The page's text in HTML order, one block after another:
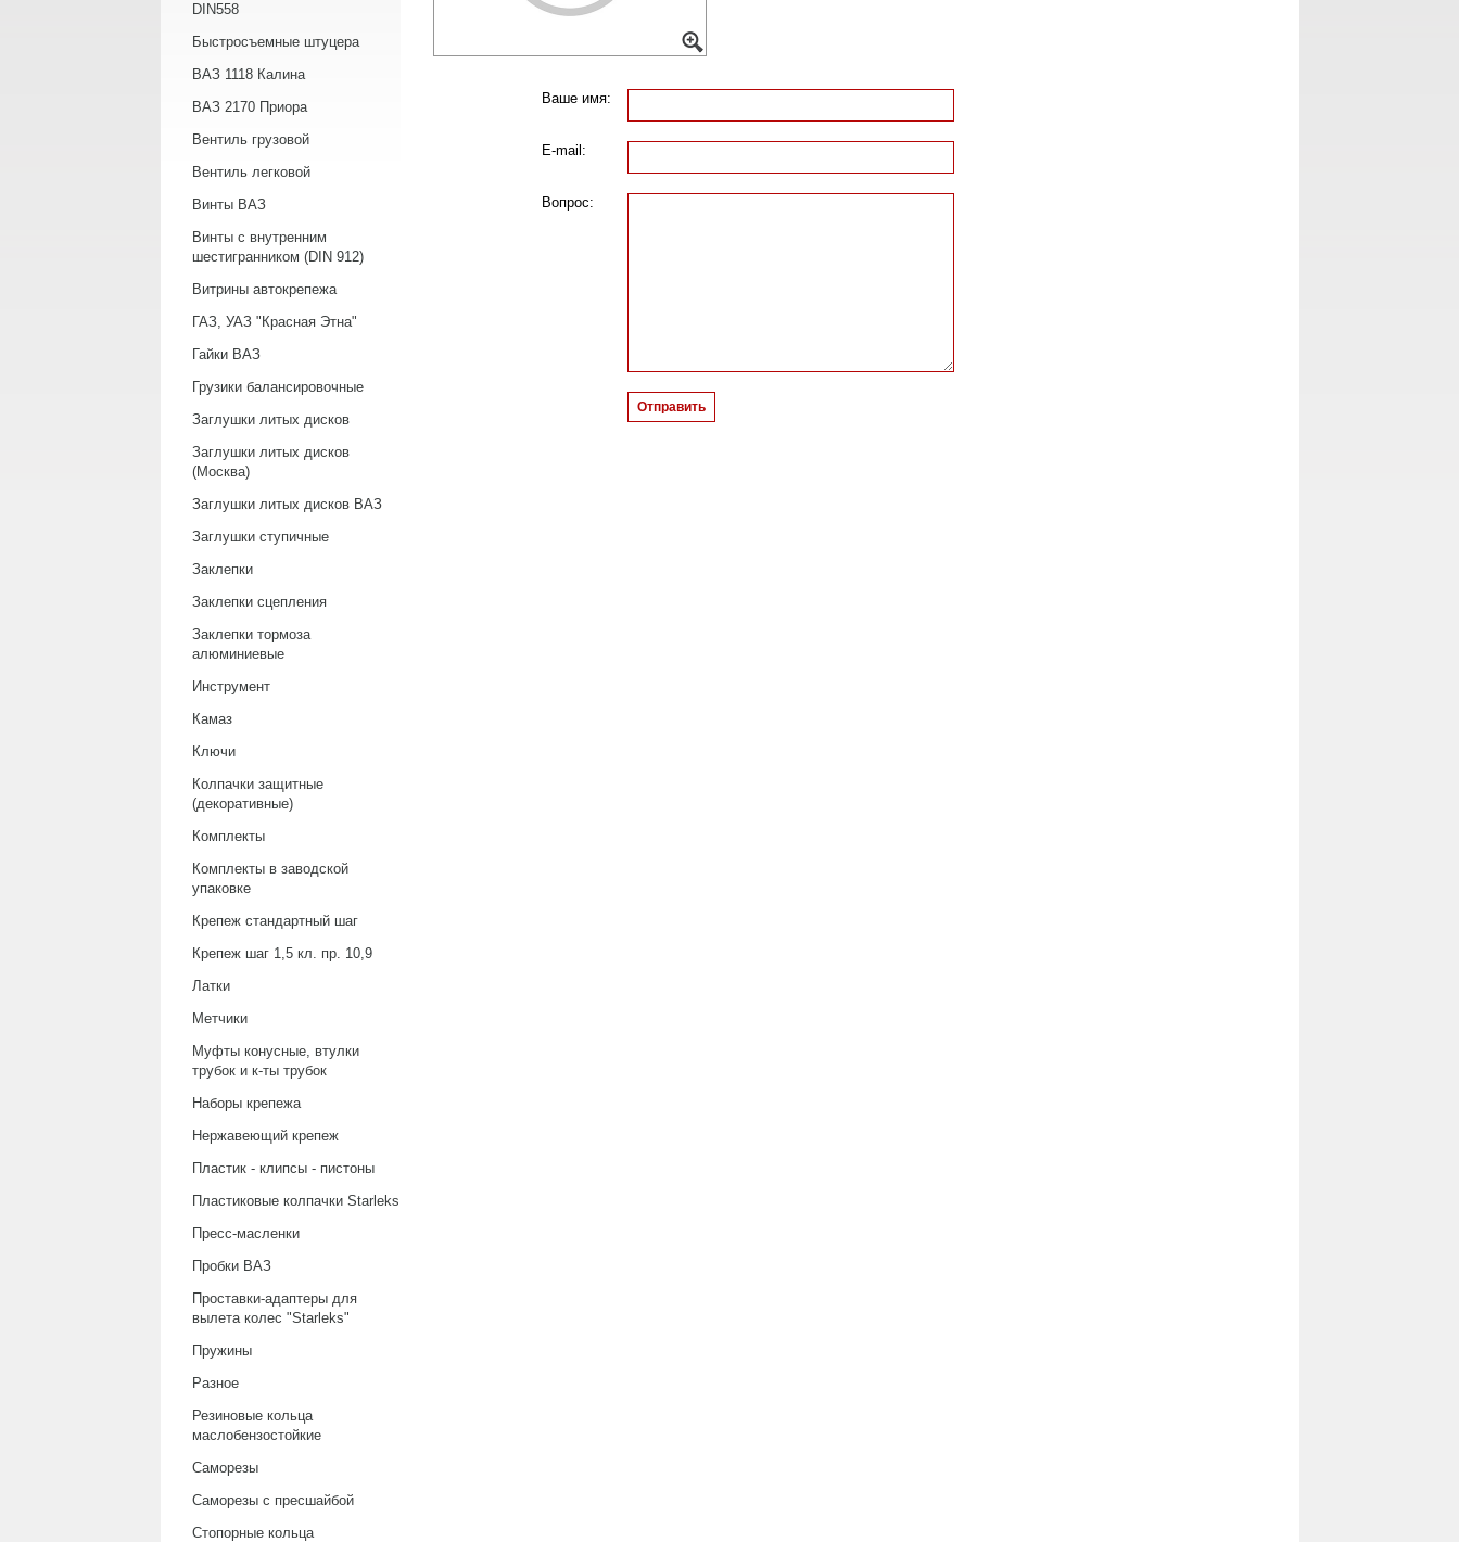
DIN558
Быстросъемные штуцера
ВАЗ 1118 Калина
ВАЗ 2170 Приора
Вентиль грузовой
Вентиль легковой
Винты ВАЗ
Винты с внутренним
шестигранником (DIN 912)
Витрины автокрепежа
ГАЗ, УАЗ "Красная Этна"
Гайки ВАЗ
Грузики балансировочные
Заглушки литых дисков
Заглушки литых дисков
(Москва)
Заглушки литых дисков ВАЗ
Заглушки ступичные
Заклепки
Заклепки сцепления
Заклепки тормоза
алюминиевые
Инструмент
Камаз
Ключи
Колпачки защитные
(декоративные)
Комплекты
Комплекты в заводской
упаковке
Крепеж стандартный шаг
Крепеж шаг 1,5 кл. пр. 10,9
Латки
Метчики
Муфты конусные, втулки
трубок и к-ты трубок
Наборы крепежа
Нержавеющий крепеж
Пластик - клипсы - пистоны
Пластиковые колпачки Starleks
Пресс-масленки
Пробки ВАЗ
Проставки-адаптеры для
вылета колес "Starleks"
Пружины
Разное
Резиновые кольца
маслобензостойкие
Саморезы
Саморезы с пресшайбой
Стопорные кольца
Ваше имя:
E-mail:
Вопрос: